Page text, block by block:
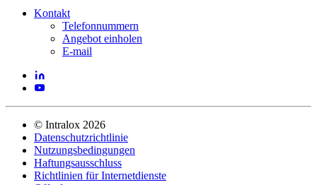
Kontakt
Telefonnummern
Angebot einholen
E-mail
© Intralox 2026
Datenschutzrichtlinie
Nutzungsbedingungen
Haftungsausschluss
Richtlinien für Internetdienste